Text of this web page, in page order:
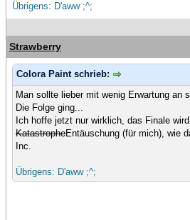
Übrigens: D'aww ;^;
Strawberry
Colora Paint schrieb:
Man sollte lieber mit wenig Erwartung an
Die Folge ging...
Ich hoffe jetzt nur wirklich, das Finale
KatastropheEntäuschung (für mich), wie
Inc.
Übrigens: D'aww ;^;